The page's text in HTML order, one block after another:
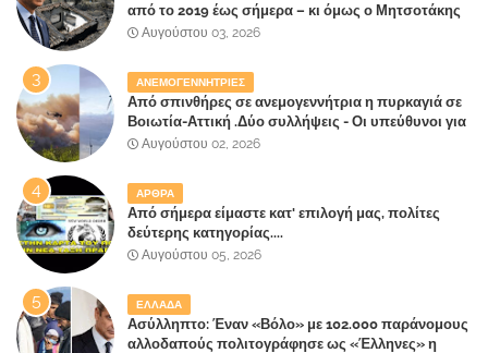
από το 2019 έως σήμερα – κι όμως ο Μητσοτάκης
έλαβε 40% και 45% στις εκλογές του 2023,ενώ 50%
Αυγούστου 03, 2026
ΑΝΕΜΟΓΕΝΝΗΤΡΙΕΣ
Από σπινθήρες σε ανεμογεννήτρια η πυρκαγιά σε
Βοιωτία-Αττική .Δύο συλλήψεις - Οι υπεύθυνοι για
την λάθος διαχείριση της κατάσβεσης θα
Αυγούστου 02, 2026
ΑΡΘΡΑ
Από σήμερα είμαστε κατ' επιλογή μας, πολίτες
δεύτερης κατηγορίας....
Αυγούστου 05, 2026
ΕΛΛΑΔΑ
Ασύλληπτο: Έναν «Βόλο» με 102.000 παράνομους
αλλοδαπούς πολιτογράφησε ως «Έλληνες» η